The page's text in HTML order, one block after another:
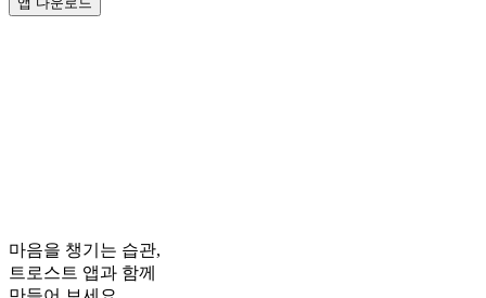
마음을 챙기는 습관,
트로스트 앱과 함께